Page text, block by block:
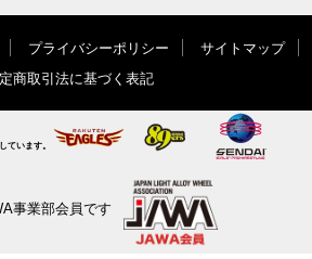
プライバシーポリシー
サイトマップ
商取引法に基づく表記
ています。
事業部会員です